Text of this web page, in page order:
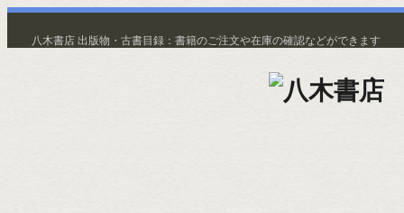
八木書店 出版物・古書目録：書籍のご注文や在庫の確認などができます